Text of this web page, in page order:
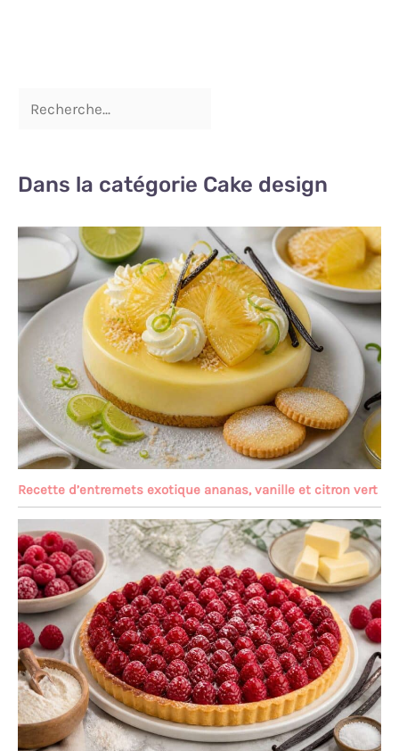
Dans la catégorie Cake design
Recette d’entremets exotique ananas, vanille et citron vert